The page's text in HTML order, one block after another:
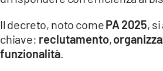
APPLE
Il decreto, noto comePA 2025,
chiave: reclutamento,
funzionalità